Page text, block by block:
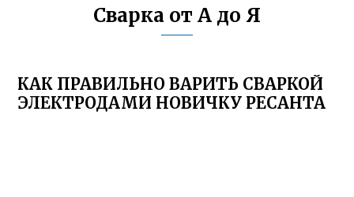
Сварка от А до Я
КАК ПРАВИЛЬНО ВАРИТЬ СВАРКОЙ
ЭЛЕКТРОДАМИ НОВИЧКУ РЕСАНТА